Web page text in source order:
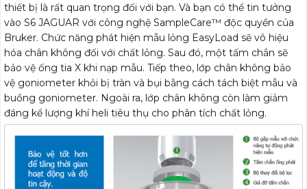
thiết bị là rất quan trọng đối với bạn. Và bạn có thể tin tưởng
vào S6 JAGUAR với công nghệ SampleCare™ độc quyền của
Bruker. Chức năng phát hiện mẫu lỏng EasyLoad sẽ vô hiệu
hóa chân không đối với chất lỏng. Sau đó, một tấm chắn sẽ
bảo vệ ống tia X khi nạp mẫu. Tiếp theo, lớp chân không bảo
vệ goniometer khỏi bị tràn và bụi bằng cách tách biệt mẫu và
buồng goniometer. Ngoài ra, lớp chân không còn làm giảm
đáng kể lượng khí heli tiêu thụ cho phân tích chất lỏng.